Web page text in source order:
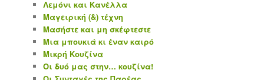
Λεμόνι και Κανέλλα
Μαγειρική (&) τέχνη
Μασήστε και μη σκέφτεστε
Μια μπουκιά κι έναν καιρό
Μικρή Κουζίνα
Οι δυό μας στην… κουζίνα!